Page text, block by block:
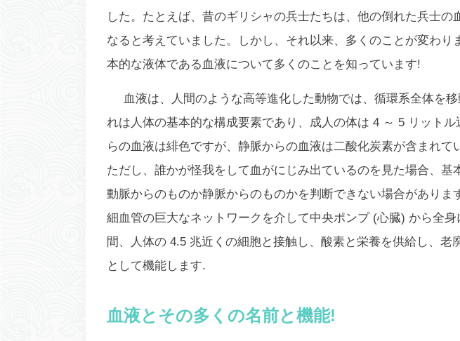
した。たとえば、昔のギリシャの兵士たちは、他の倒れた兵士の
なると考えていました。しかし、それ以来、多くのことが変わり
本的な液体である血液について多くのことを知っています!
血液は、人間のような高等進化した動物では、循環系全体を
れは人体の基本的な構成要素であり、成人の体は 4 ～ 5 リット
らの血液は緋色ですが、静脈からの血液は二酸化炭素が含まれて
ただし、誰かが怪我をして血がにじみ出ているのを見た場合、基
動脈からのものか静脈からのものかを判断できない場合がありま
細血管の巨大なネットワークを介して中央ポンプ (心臓) から全
間、人体の 4.5 兆近くの細胞と接触し、酸素と栄養を供給し、老
として機能します.
血液とその多くの名前と機能!